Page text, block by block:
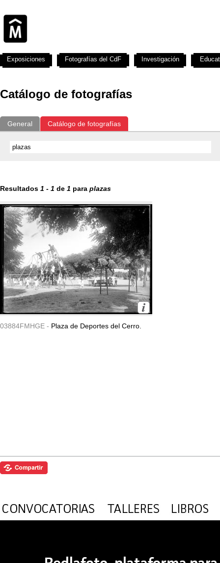
Catálogo de fotografías
General Catálogo de fotografías
Resultados 1 - 1 de 1 para plazas
03884FMHGE - Plaza de Deportes del Cerro.
Exposiciones Fotografías del CdF Investigación